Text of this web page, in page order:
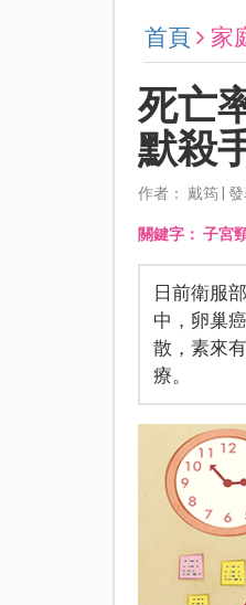
首頁 家
死亡
默殺
作者： 戴筠 |
關鍵字： 子宮
日前衛服
中，卵巢
散，素來
療。